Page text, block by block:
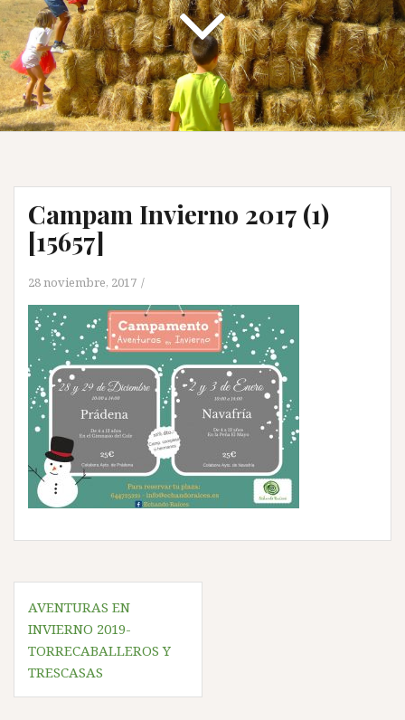
Campam Invierno 2017 (1)
[15657]
28 noviembre, 2017
Navegación
de
entradas
AVENTURAS EN
INVIERNO 2019-
TORRECABALLEROS Y
TRESCASAS